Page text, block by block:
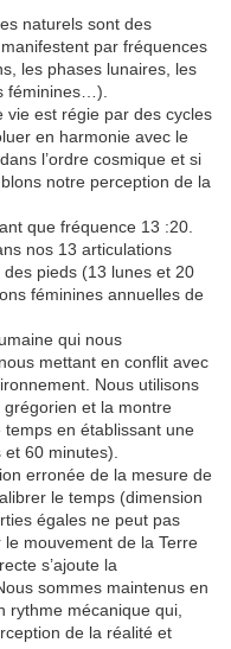
naturels sont des
par fréquences
les phases lunaires, les
féminines…).
vie est régie par des cycles
en harmonie avec le
l’ordre cosmique et si
notre perception de la
que fréquence 13 :20.
nos 13 articulations
pieds (13 lunes et 20
féminines annuelles de
qui nous
mettant en conflit avec
Nous utilisons
et la montre
en établissant une
60 minutes).
erronée de la mesure de
le temps (dimension
égales ne peut pas
mouvement de la Terre
s’ajoute la
sommes maintenus en
rythme mécanique qui,
de la réalité et